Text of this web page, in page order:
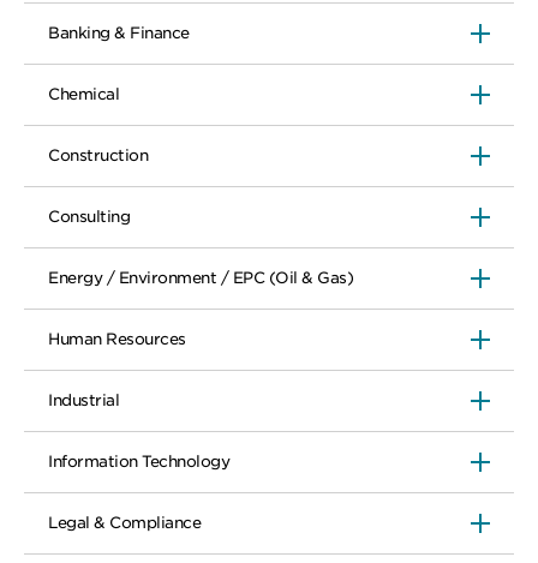
Banking & Finance
Chemical
Construction
Consulting
Energy / Environment / EPC (Oil & Gas)
Human Resources
Industrial
Information Technology
Legal & Compliance